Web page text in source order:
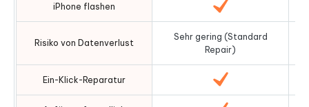
iPhone flashen
Risiko von Datenverlust
Sehr gering (Standard
Repair)
Ein-Klick-Reparatur